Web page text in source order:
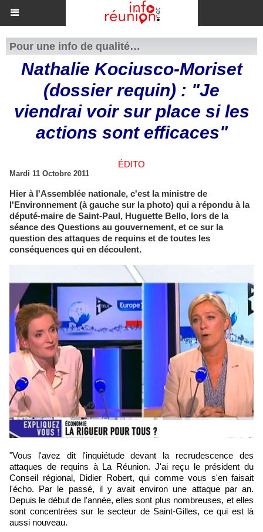
Pour une info de qualité…
Nathalie Kociusco-Moriset
(dossier requin) : "Je
viendrai voir sur place si les
actions sont efficaces"
ÉDITO
Mardi 11 Octobre 2011
Hier à l'Assemblée nationale, c'est la ministre de
l'Environnement (à gauche sur la photo) qui a répondu à la
député-maire de Saint-Paul, Huguette Bello, lors de la
séance des Questions au gouvernement, et ce sur la
question des attaques de requins et de toutes les
conséquences qui en découlent.
"Vous l'avez dit l'inquiétude devant la recrudescence des
attaques de requins à La Réunion. J'ai reçu le président du
Conseil régional, Didier Robert, qui comme vous s'en faisait
l'écho. Par le passé, il y avait environ une attaque par an.
Depuis le début de l'année, elles sont plus nombreuses, et elles
sont concentrées sur le secteur de Saint-Gilles, ce qui est là
aussi nouveau.